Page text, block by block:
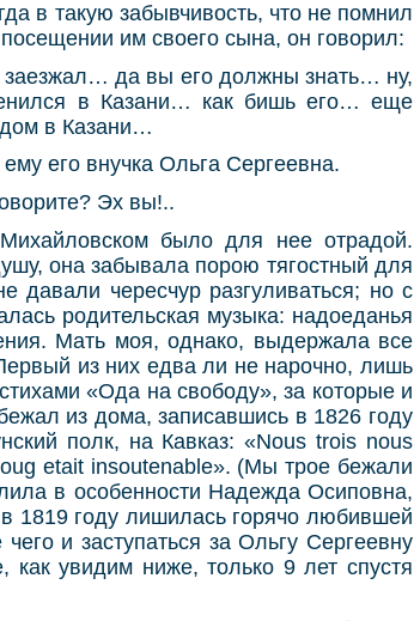
в такую забывчивость, что не помнил
им своего сына, он говорил:
да вы его должны знать… ну,
в Казани… как бишь его… еще
в Казани…
его внучка Ольга Сергеевна.
Эх вы!..
было для нее отрадой.
она забывала порою тягостный для
давали чересчур разгуливаться; но с
родительская музыка: надоеданья
Мать моя, однако, выдержала все
из них едва ли не нарочно, лишь
«Ода на свободу», за которые и
из дома, записавшись в 1826 году
полк, на Кавказ: «Nous trois nous
etait insoutenable». (Мы трое бежали
в особенности Надежда Осиповна,
1819 году лишилась горячо любившей
и заступаться за Ольгу Сергеевну
как увидим ниже, только 9 лет спустя